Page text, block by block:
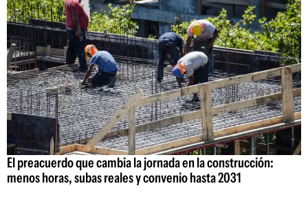
El preacuerdo que cambia la jornada en la construcción:
menos horas, subas reales y convenio hasta 2031